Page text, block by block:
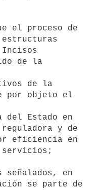
de la
de la
por objeto el
del Estado en
y de
eficiencia en
en
se parte de